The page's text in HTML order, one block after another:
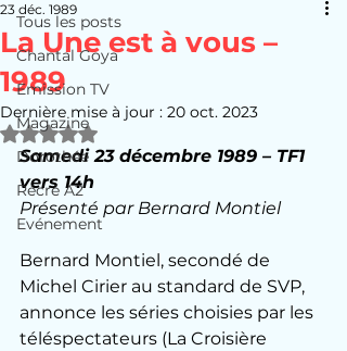
Tous les posts
Chantal Goya
Emission TV
Magazine
Dorothée
Récré A2
Evénement
La Une est à vous –
1989
23 déc. 1989
Dernière mise à jour : 20 oct. 2023
Noté NaN étoiles sur 5.
Samedi 23 décembre 1989 – TF1
vers 14h
Présenté par Bernard Montiel
Bernard Montiel, secondé de
Michel Cirier au standard de SVP,
annonce les séries choisies par les
téléspectateurs (La Croisière